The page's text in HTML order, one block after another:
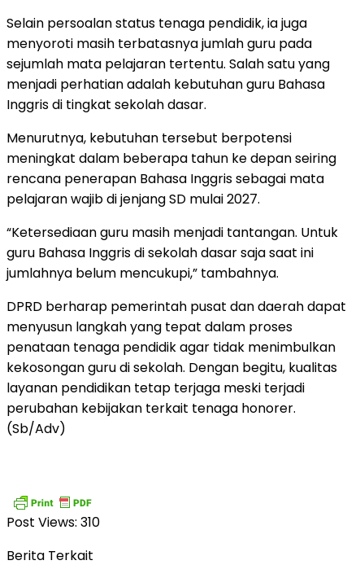
Selain persoalan status tenaga pendidik, ia juga
menyoroti masih terbatasnya jumlah guru pada
sejumlah mata pelajaran tertentu. Salah satu yang
menjadi perhatian adalah kebutuhan guru Bahasa
Inggris di tingkat sekolah dasar.
Menurutnya, kebutuhan tersebut berpotensi
meningkat dalam beberapa tahun ke depan seiring
rencana penerapan Bahasa Inggris sebagai mata
pelajaran wajib di jenjang SD mulai 2027.
“Ketersediaan guru masih menjadi tantangan. Untuk
guru Bahasa Inggris di sekolah dasar saja saat ini
jumlahnya belum mencukupi,” tambahnya.
DPRD berharap pemerintah pusat dan daerah dapat
menyusun langkah yang tepat dalam proses
penataan tenaga pendidik agar tidak menimbulkan
kekosongan guru di sekolah. Dengan begitu, kualitas
layanan pendidikan tetap terjaga meski terjadi
perubahan kebijakan terkait tenaga honorer.
(Sb/Adv)
Post Views: 310
Berita Terkait